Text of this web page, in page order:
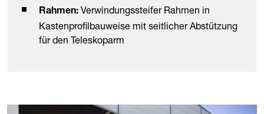
Rahmen: Verwindungssteifer Rahmen in
Kastenprofilbauweise mit seitlicher Abstützung
für den Teleskoparm